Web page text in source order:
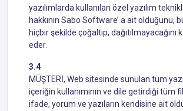
yazılımlarda kullanılan özel yazılım
hakkının Sabo Software’ a ait olduğunu,
hiçbir şekilde çoğaltıp, dağıtılmayacağını
eder.
3.4
MÜŞTERİ, Web sitesinde sunulan tüm
içeriğin kullanımının ve dile getirdiği tüm
ifade, yorum ve yazıların kendisine ait